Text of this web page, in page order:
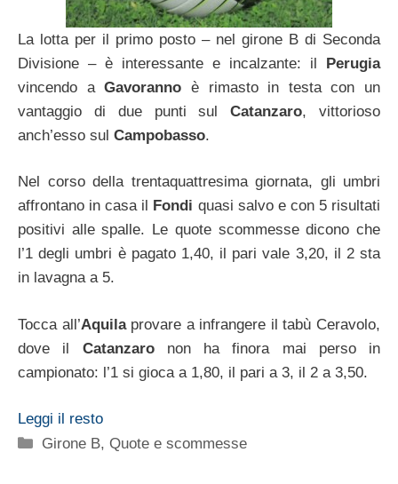
La lotta per il primo posto – nel girone B di Seconda
Divisione – è interessante e incalzante: il Perugia
vincendo aGavoranno è rimasto in testa con un
vantaggio di due punti sulCatanzaro, vittorioso
anch’esso sul Campobasso.
Nel corso della trentaquattresima giornata, gli umbri
affrontano in casa il
Fondi quasi salvo e con 5 risultati
positivi alle spalle. Le quote scommesse dicono che
l’1 degli umbri è pagato 1,40, il pari vale 3,20, il 2 sta
in lavagna a 5.
Tocca all’Aquilaprovare a infrangere il tabù Ceravolo,
dove il Catanzaronon ha finora mai perso in
campionato: l’1 si gioca a 1,80, il pari a 3, il 2 a 3,50.
Leggi il resto
Categorie
Girone B,Quote e scommesse